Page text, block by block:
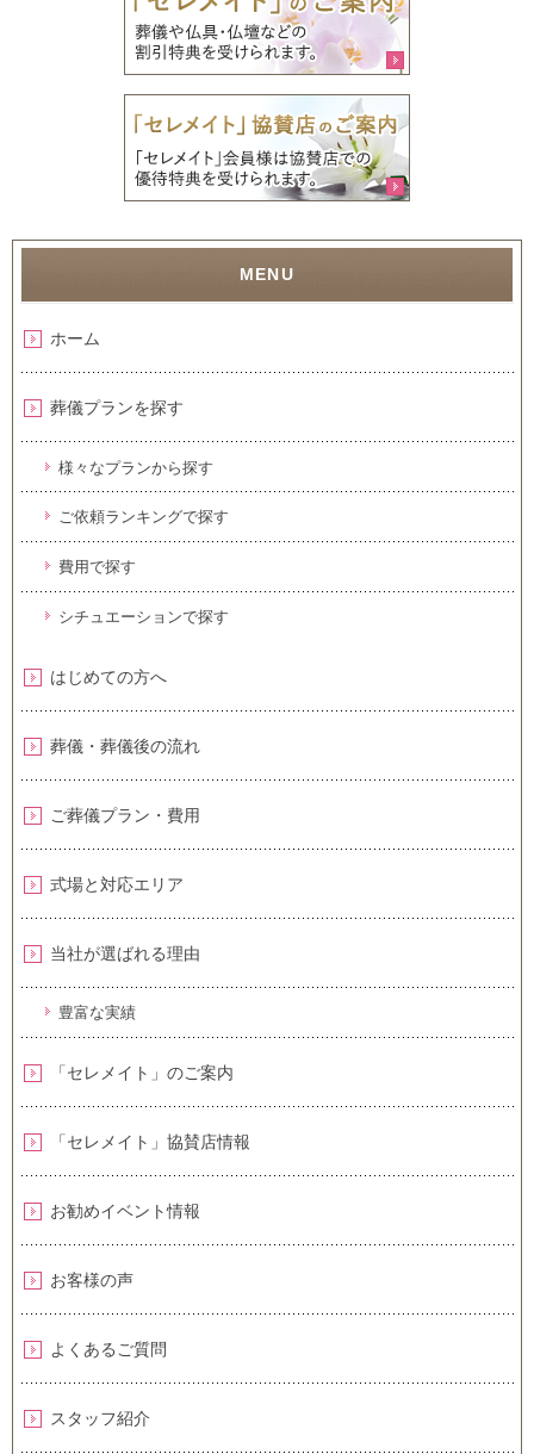
ホーム
葬儀プランを探す
様々なプランから探す
ご依頼ランキングで探す
費用で探す
シチュエーションで探す
はじめての方へ
葬儀・葬儀後の流れ
ご葬儀プラン・費用
式場と対応エリア
当社が選ばれる理由
豊富な実績
「セレメイト」のご案内
「セレメイト」協賛店情報
お勧めイベント情報
お客様の声
よくあるご質問
スタッフ紹介